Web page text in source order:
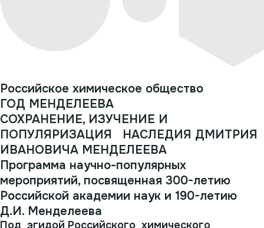
Российское химическое общество
ГОД МЕНДЕЛЕЕВА
СОХРАНЕНИЕ, ИЗУЧЕНИЕ И
ПОПУЛЯРИЗАЦИЯ НАСЛЕДИЯ ДМИТРИЯ
ИВАНОВИЧА МЕНДЕЛЕЕВА
Программа научно-популярных
мероприятий, посвященная 300-летию
Российской академии наук и 190-летию
Д.И. Менделеева
Под эгидой Российского химического